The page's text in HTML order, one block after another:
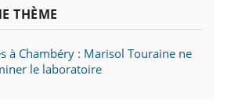
THÈME
à Chambéry : Marisol Touraine ne
le laboratoire